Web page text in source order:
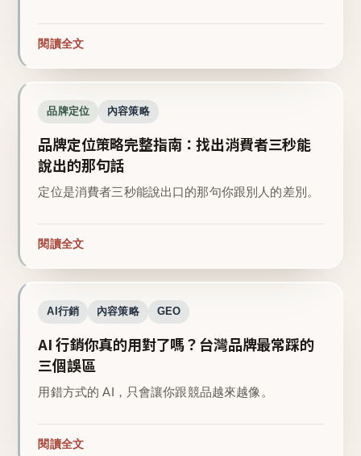
閱讀全文
品牌定位 內容策略
品牌定位策略完整指南：找出消費者三秒能
說出的那句話
定位是消費者三秒能說出口的那句你跟別人的差別。
閱讀全文
AI行銷 內容策略 GEO
AI 行銷你真的用對了嗎？台灣品牌最常踩的
三個誤區
用錯方式的 AI，只會讓你跟競品越來越像。
閱讀全文